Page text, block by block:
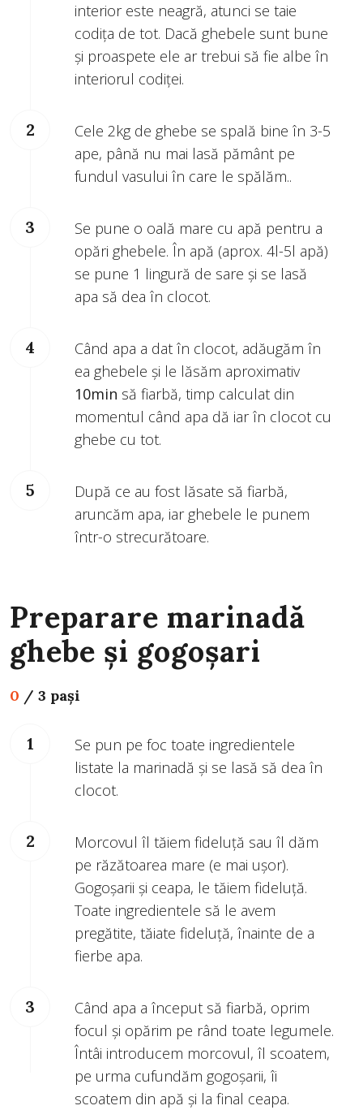
interior este neagră, atunci se taie
codița de tot. Dacă ghebele sunt bune
și proaspete ele ar trebui să fie albe în
interiorul codiței.
Cele 2kg de ghebe se spală bine în 3-5
ape, până nu mai lasă pământ pe
fundul vasului în care le spălăm..
Se pune o oală mare cu apă pentru a
opări ghebele. În apă (aprox. 4l-5l apă)
se pune 1 lingură de sare și se lasă
apa să dea în clocot.
Când apa a dat în clocot, adăugăm în
ea ghebele și le lăsăm aproximativ
10min să fiarbă, timp calculat din
momentul când apa dă iar în clocot cu
ghebe cu tot.
După ce au fost lăsate să fiarbă,
aruncăm apa, iar ghebele le punem
într-o strecurătoare.
Preparare marinadă
ghebe și gogoșari
0 / 3 pași
Se pun pe foc toate ingredientele
listate la marinadă și se lasă să dea în
clocot.
Morcovul îl tăiem fideluță sau îl dăm
pe răzătoarea mare (e mai ușor).
Gogoșarii și ceapa, le tăiem fideluță.
Toate ingredientele să le avem
pregătite, tăiate fideluță, înainte de a
fierbe apa.
Când apa a început să fiarbă, oprim
focul și opărim pe rând toate legumele.
Întâi introducem morcovul, îl scoatem,
pe urma cufundăm gogoșarii, îi
scoatem din apă și la final ceapa.